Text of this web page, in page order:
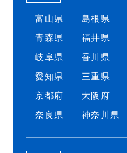
富山県 島根県
青森県
福井県
岐阜県
香川県
愛知県
三重県
京都府
大阪府
奈良県
神奈川県